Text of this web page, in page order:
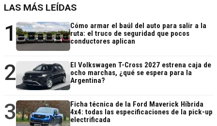
LAS MÁS LEÍDAS
1
Cómo armar el baúl del auto para salir a la
ruta: el truco de seguridad que pocos
conductores aplican
2
El Volkswagen T-Cross 2027 estrena caja de
ocho marchas, ¿qué se espera para la
Argentina?
3
Ficha técnica de la Ford Maverick Híbrida
4x4: todas las especificaciones de la pick-up
electrificada